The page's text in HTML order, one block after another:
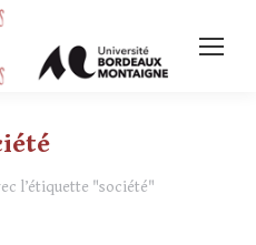
l’étiquette "société"